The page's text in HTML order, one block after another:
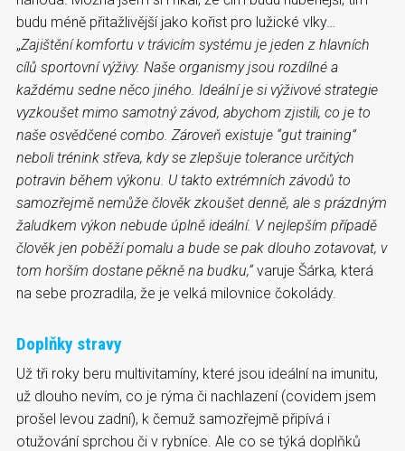
budu méně přitažlivější jako kořist pro lužické vlky…
„Zajištění komfortu v trávicím systému je jeden z hlavních
cílů sportovní výživy. Naše organismy jsou rozdílné a
každému sedne něco jiného. Ideální je si výživové strategie
vyzkoušet mimo samotný závod, abychom zjistili, co je to
naše osvědčené combo. Zároveň existuje “gut training”
neboli trénink střeva, kdy se zlepšuje tolerance určitých
potravin během výkonu. U takto extrémních závodů to
samozřejmě nemůže člověk zkoušet denně, ale s prázdným
žaludkem výkon nebude úplně ideální. V nejlepším případě
člověk jen poběží pomalu a bude se pak dlouho zotavovat, v
tom horším dostane pěkně na budku,“varuje Šárka, která
na sebe prozradila, že je velká milovnice čokolády.
Doplňky stravy
Už tři roky beru multivitamíny, které jsou ideální na imunitu,
už dlouho nevím, co je rýma či nachlazení (covidem jsem
prošel levou zadní), k čemuž samozřejmě připívá i
otužování sprchou či v rybníce. Ale co se týká doplňků